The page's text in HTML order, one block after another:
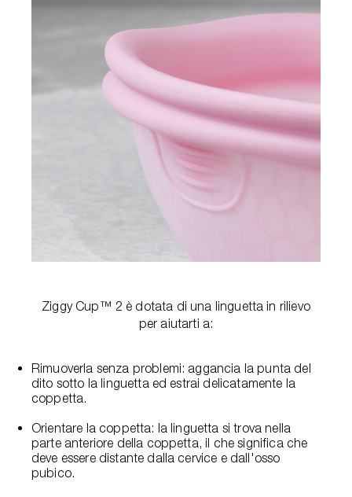
Ziggy Cup™ 2 è dotata di una linguetta in rilievo
per aiutarti a:
Rimuoverla senza problemi: aggancia la punta del
dito sotto la linguetta ed estrai delicatamente la
coppetta.
Orientare la coppetta: la linguetta si trova nella
parte anteriore della coppetta, il che significa che
deve essere distante dalla cervice e dall'osso
pubico.